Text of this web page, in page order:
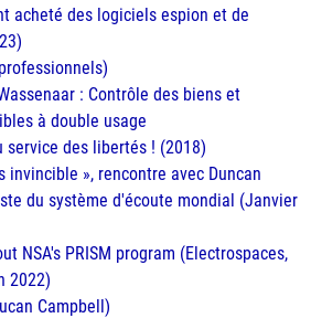
acheté des logiciels espion et de
: Contrôle des biens et
à double usage
service des libertés ! (2018)
invincible », rencontre avec Duncan
du système d'écoute mondial (Janvier
NSA's PRISM program (Electrospaces,
2022)
Campbell)